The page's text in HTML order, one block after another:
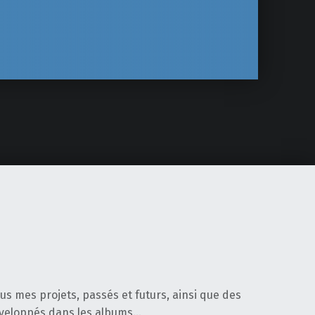
mes projets, passés et futurs, ainsi que des
dans les albums…